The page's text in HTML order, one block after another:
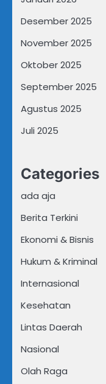
Desember 2025
November 2025
Oktober 2025
September 2025
Agustus 2025
Juli 2025
Categories
ada aja
Berita Terkini
Ekonomi & Bisnis
Hukum & Kriminal
Internasional
Kesehatan
Lintas Daerah
Nasional
Olah Raga